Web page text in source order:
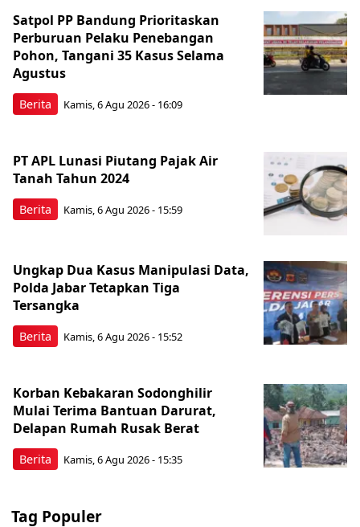
Berita
Satpol PP Bandung Prioritaskan
Perburuan Pelaku Penebangan
Pohon, Tangani 35 Kasus Selama
Agustus
Kamis, 6 Agu 2026 - 16:09
Berita
PT APL Lunasi Piutang Pajak Air
Tanah Tahun 2024
Kamis, 6 Agu 2026 - 15:59
Berita
Ungkap Dua Kasus Manipulasi Data,
Polda Jabar Tetapkan Tiga
Tersangka
Kamis, 6 Agu 2026 - 15:52
Berita
Korban Kebakaran Sodonghilir
Mulai Terima Bantuan Darurat,
Delapan Rumah Rusak Berat
Kamis, 6 Agu 2026 - 15:35
Tag Populer